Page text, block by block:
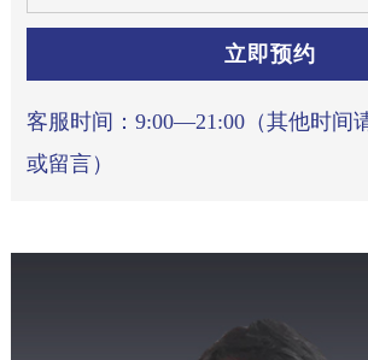
立即预约
客服时间：9:00—21:00（其他时间
或留言）